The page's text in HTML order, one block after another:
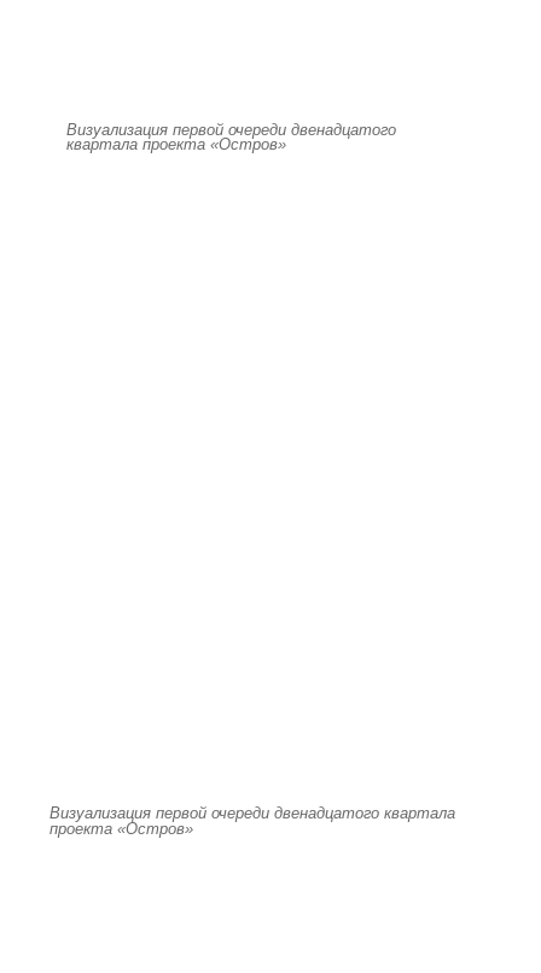
Визуализация первой очереди двенадцатого
квартала проекта «Остров»
Визуализация первой очереди двенадцатого квартала
проекта «Остров»